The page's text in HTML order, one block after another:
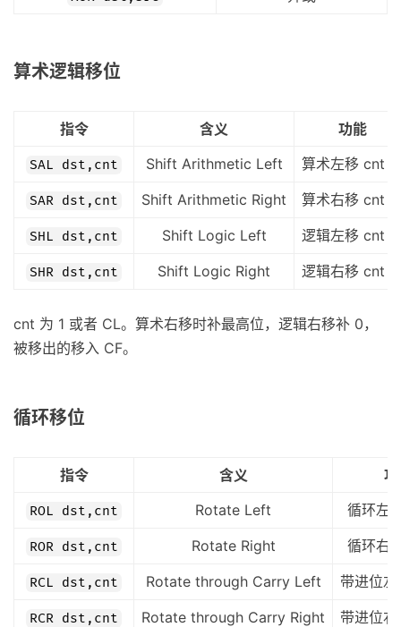
算术逻辑移位
指令 含义 功能
SAL dst,cnt Shift Arithmetic Left 算术左移 cnt
SAR dst,cnt Shift Arithmetic Right 算术右移 cnt
SHL dst,cnt Shift Logic Left 逻辑左移 cnt
SHR dst,cnt Shift Logic Right 逻辑右移 cnt
cnt 为 1 或者 CL。算术右移时补最高位，逻辑右移补 0，
被移出的移入 CF。
循环移位
指令 含义
ROL dst,cnt Rotate Left 循环左
ROR dst,cnt Rotate Right 循环右
RCL dst,cnt Rotate through Carry Left 带进位
RCR dst,cnt Rotate through Carry Right 带进位